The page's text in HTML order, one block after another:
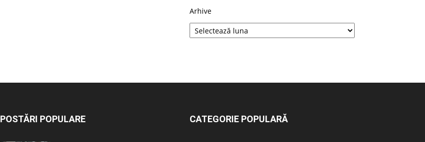
Arhive
POSTĂRI POPULARE CATEGORIE POPULARĂ